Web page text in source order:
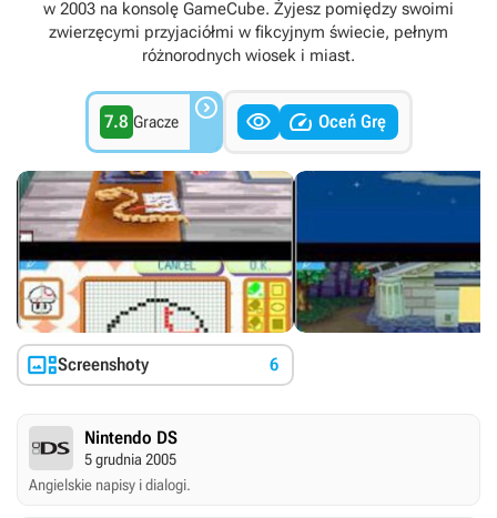
w 2003 na konsolę GameCube. Żyjesz pomiędzy swoimi
zwierzęcymi przyjaciółmi w fikcyjnym świecie, pełnym
różnorodnych wiosek i miast.
7.8 Gracze    Oceń Grę
Screenshoty 6
Nintendo DS
5 grudnia 2005
Angielskie napisy i dialogi.